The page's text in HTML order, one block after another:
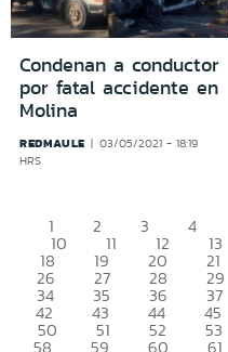
Condenan a conductor
por fatal accidente en
Molina
REDMAULE
03/05/2021 - 18:19
HRS
1 2 3 4
10 11 12 13
18 19 20 21
26 27 28 29
34 35 36 37
42 43 44 45
50 51 52 53
58 59 60 61